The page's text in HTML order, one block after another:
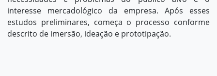
interesse mercadológico da empresa. Após esses
estudos preliminares, começa o processo conforme
descrito de imersão, ideação e prototipação.